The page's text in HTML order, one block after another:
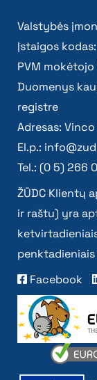
Valstybės
Įstaigos
PVM mokėtojo
Duomenys
registre
Adresas: Vinco
El.p.:
Tel.: (0 5) 266
ŽŪDC Klientų
ir raštu) yra
penktadieniais
Facebook